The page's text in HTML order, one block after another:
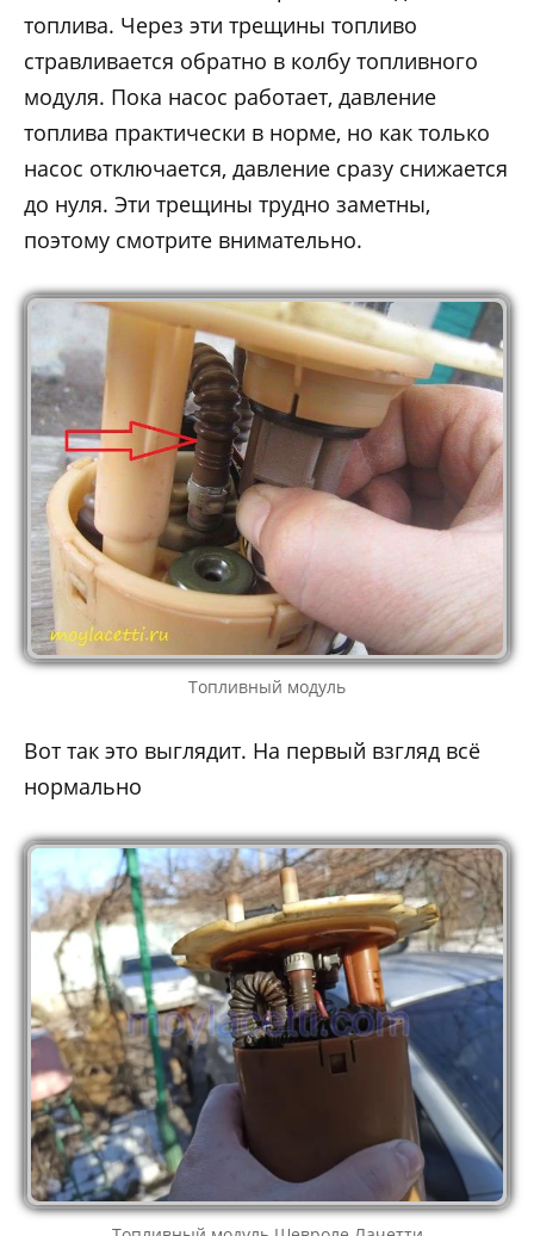
топлива. Через эти трещины топливо
стравливается обратно в колбу топливного
модуля. Пока насос работает, давление
топлива практически в норме, но как только
насос отключается, давление сразу снижается
до нуля. Эти трещины трудно заметны,
поэтому смотрите внимательно.
Топливный модуль
Вот так это выглядит. На первый взгляд всё
нормально